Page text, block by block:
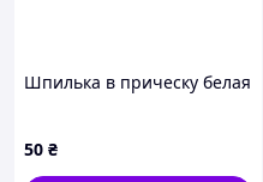
Шпилька в прическу белая
50 ₴